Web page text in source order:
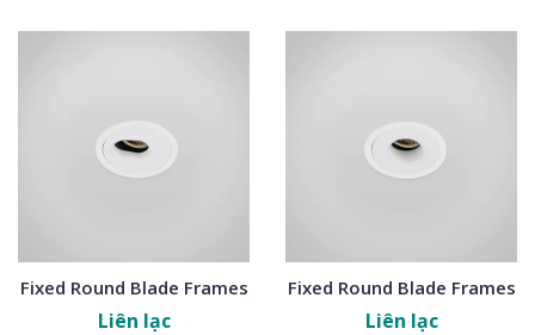
Fixed Round Blade Frames
Liên lạc
Fixed Round Blade Frames
Liên lạc